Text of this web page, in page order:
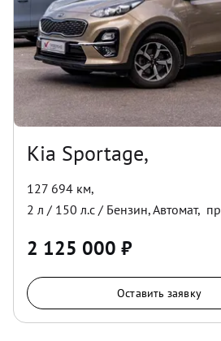
Kia Sportage,
127 694 км,
2 л / 150 л.с / Бензин,Автомат,
2 125 000 ₽
Оставить заявку